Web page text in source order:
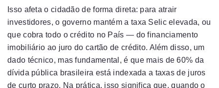
Isso afeta o cidadão de forma direta: para atrair
investidores, o governo mantém a taxa Selic elevada, ou
que cobra todo o crédito no País — do financiamento
imobiliário ao juro do cartão de crédito. Além disso, um
dado técnico, mas fundamental, é que mais de 60% da
dívida pública brasileira está indexada a taxas de juros
de curto prazo. Na prática, isso significa que, quando o